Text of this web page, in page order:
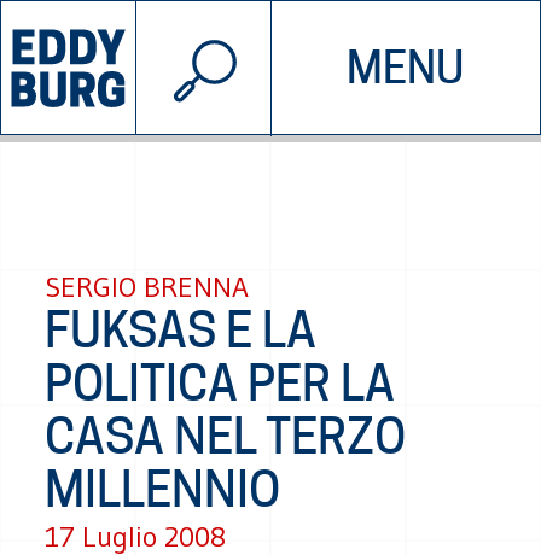
MENU
INIZIATIVE CHI SIAMO
© 2026 EDDYBURG
SERGIO BRENNA
FUKSAS E LA
POLITICA PER LA
CASA NEL TERZO
MILLENNIO
17 Luglio 2008